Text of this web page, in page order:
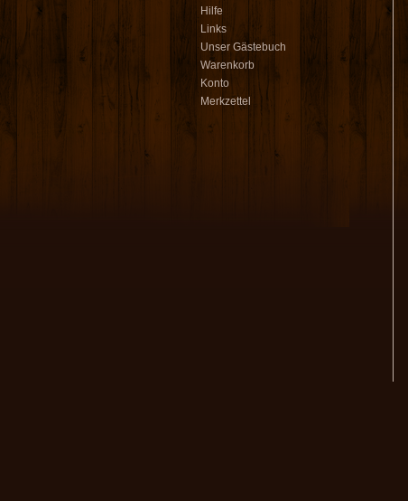
Hilfe
Links
Unser Gästebuch
Warenkorb
Konto
Merkzettel